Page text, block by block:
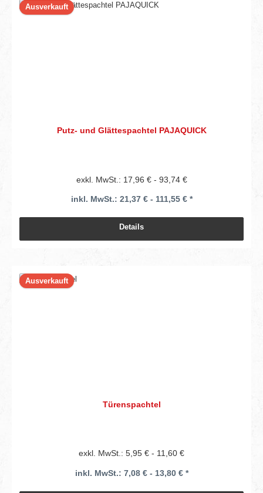
Ausverkauft
Putz- und Glättespachtel PAJAQUICK
exkl. MwSt.: 17,96 € - 93,74 €
inkl. MwSt.: 21,37 € - 111,55 € *
Details
Ausverkauft
Türenspachtel
exkl. MwSt.: 5,95 € - 11,60 €
inkl. MwSt.: 7,08 € - 13,80 € *